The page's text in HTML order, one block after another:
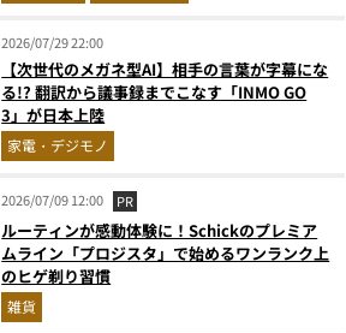
2026/07/29 22:00
【次世代のメガネ型AI】相手の言葉が字幕にな
る!? 翻訳から議事録までこなす「INMO GO
3」が日本上陸
家電・デジモノ
2026/07/09 12:00 PR
ルーティンが感動体験に！Schickのプレミア
ムライン「プロジスタ」で始めるワンランク上
のヒゲ剃り習慣
雑貨